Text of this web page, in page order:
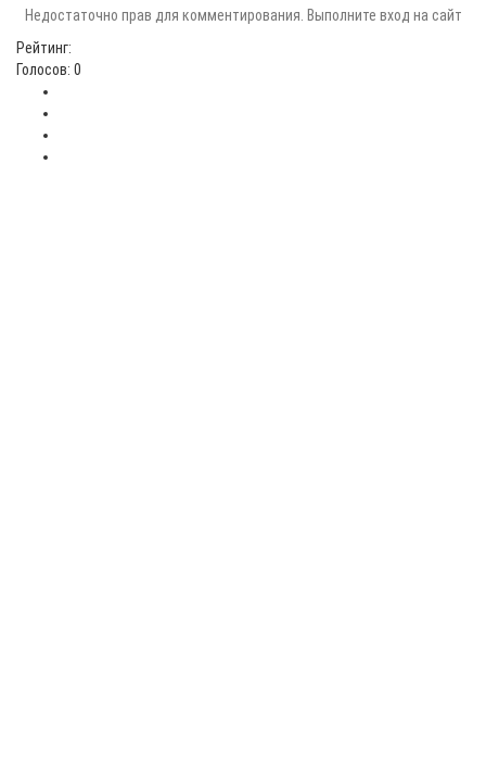
Недостаточно прав для комментирования. Выполните вход на сайт
Рейтинг:
Голосов: 0